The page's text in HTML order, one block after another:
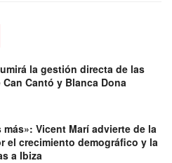
la gestión directa de las
Cantó y Blanca Dona
más»: Vicent Marí advierte de la
el crecimiento demográfico y la
a Ibiza